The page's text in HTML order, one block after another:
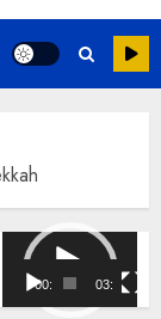
Pemutar
Video
00:00 03:08